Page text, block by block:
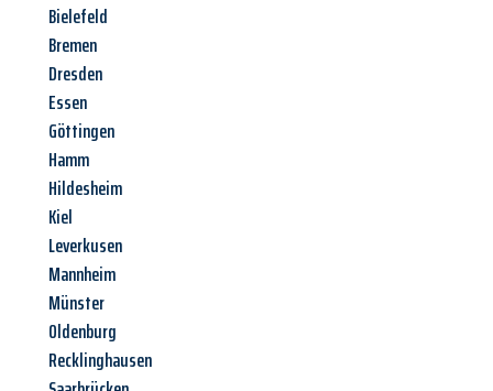
Bielefeld
Bremen
Dresden
Essen
Göttingen
Hamm
Hildesheim
Kiel
Leverkusen
Mannheim
Münster
Oldenburg
Recklinghausen